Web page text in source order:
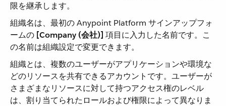
限を継承します。
組織名は、最初の Anypoint Platform サインアップフォ
ームの ​ [Company (会社)] ​ 項目に入力した名前です。こ
の名前は組織設定で変更できます。
組織とは、複数のユーザーがアプリケーションや環境な
どのリソースを共有できるアカウントです。ユーザーが
さまざまなリソースに対して持つアクセス権のレベル
は、割り当てられたロールおよび権限によって異なりま